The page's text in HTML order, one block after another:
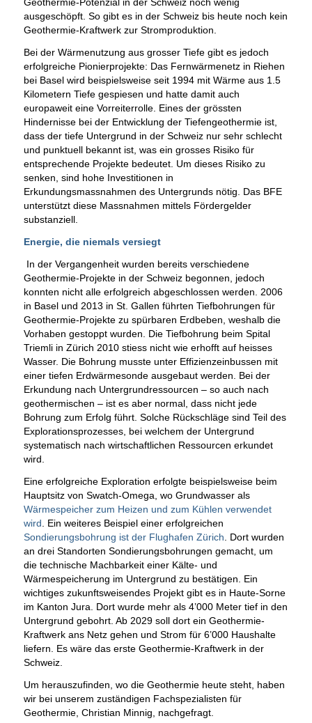
Geothermie-Potenzial in der Schweiz noch wenig
ausgeschöpft. So gibt es in der Schweiz bis heute noch kein
Geothermie-Kraftwerk zur Stromproduktion.
Bei der Wärmenutzung aus grosser Tiefe gibt es jedoch
erfolgreiche Pionierprojekte: Das Fernwärmenetz in Riehen
bei Basel wird beispielsweise seit 1994 mit Wärme aus 1.5
Kilometern Tiefe gespiesen und hatte damit auch
europaweit eine Vorreiterrolle. Eines der grössten
Hindernisse bei der Entwicklung der Tiefengeothermie ist,
dass der tiefe Untergrund in der Schweiz nur sehr schlecht
und punktuell bekannt ist, was ein grosses Risiko für
entsprechende Projekte bedeutet. Um dieses Risiko zu
senken, sind hohe Investitionen in
Erkundungsmassnahmen des Untergrunds nötig. Das BFE
unterstützt diese Massnahmen mittels Fördergelder
substanziell.
Energie, die niemals versiegt
In der Vergangenheit wurden bereits verschiedene
Geothermie-Projekte in der Schweiz begonnen, jedoch
konnten nicht alle erfolgreich abgeschlossen werden. 2006
in Basel und 2013 in St. Gallen führten Tiefbohrungen für
Geothermie-Projekte zu spürbaren Erdbeben, weshalb die
Vorhaben gestoppt wurden. Die Tiefbohrung beim Spital
Triemli in Zürich 2010 stiess nicht wie erhofft auf heisses
Wasser. Die Bohrung musste unter Effizienzeinbussen mit
einer tiefen Erdwärmesonde ausgebaut werden. Bei der
Erkundung nach Untergrundressourcen – so auch nach
geothermischen – ist es aber normal, dass nicht jede
Bohrung zum Erfolg führt. Solche Rückschläge sind Teil des
Explorationsprozesses, bei welchem der Untergrund
systematisch nach wirtschaftlichen Ressourcen erkundet
wird.
Eine erfolgreiche Exploration erfolgte beispielsweise beim
Hauptsitz von Swatch-Omega, wo Grundwasser als
Wärmespeicher zum Heizen und zum Kühlen verwendet
wird . Ein weiteres Beispiel einer erfolgreichen
Sondierungsbohrung ist der Flughafen Zürich . Dort wurden
an drei Standorten Sondierungsbohrungen gemacht, um
die technische Machbarkeit einer Kälte- und
Wärmespeicherung im Untergrund zu bestätigen. Ein
wichtiges zukunftsweisendes Projekt gibt es in Haute-Sorne
im Kanton Jura. Dort wurde mehr als 4’000 Meter tief in den
Untergrund gebohrt. Ab 2029 soll dort ein Geothermie-
Kraftwerk ans Netz gehen und Strom für 6’000 Haushalte
liefern. Es wäre das erste Geothermie-Kraftwerk in der
Schweiz.
Um herauszufinden, wo die Geothermie heute steht, haben
wir bei unserem zuständigen Fachspezialisten für
Geothermie, Christian Minnig, nachgefragt.